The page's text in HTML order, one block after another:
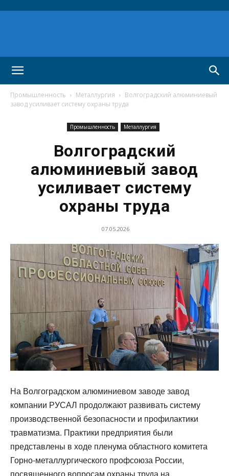
Промышленность Металлургия
Волгоградский алюминиевый
завод усиливает систему охраны труда
Промышленность Металлургия
Волгоградский
алюминиевый завод
усиливает систему
охраны труда
07.05.2026
На Волгоградском алюминиевом заводе завод
компании РУСАЛ продолжают развивать систему
производственной безопасности и профилактики
травматизма. Практики предприятия были
представлены в ходе пленума областного комитета
Горно-металлургического профсоюза России,